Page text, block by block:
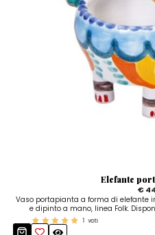
Elefante
€
Vaso portapianta a forma di elefante
e dipinto a mano, linea Folk.
1 voti